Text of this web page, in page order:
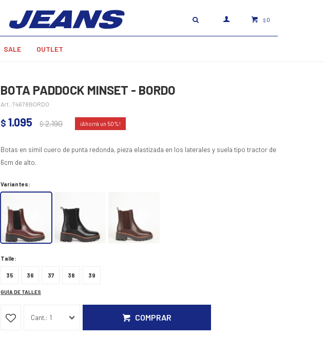
SALE OUTLET
$ 0
BOTA PADDOCK MINSET - BORDO
74678BORDO
$ 1.095 $2.190 50
Botas en símil cuero de punta redonda, pieza elastizada en los laterales y suela tipo tractor de
6cm de alto.
Variantes:
Talle:
35 36 37 38 39
GUÍA DE TALLES
1 COMPRAR